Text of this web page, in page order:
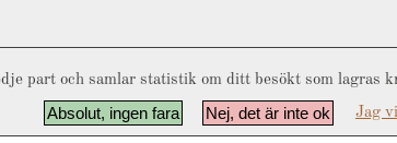
part och samlar statistik om ditt besökt som lagras
Absolut, ingen fara Nej, det är inte ok Jag